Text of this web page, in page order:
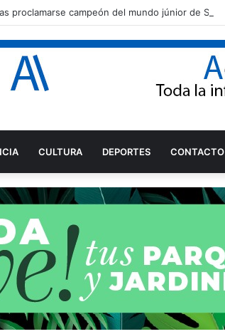
proclamarse campeón del mundo júnior de Snipe
CULTURA DEPORTES CONTACTO